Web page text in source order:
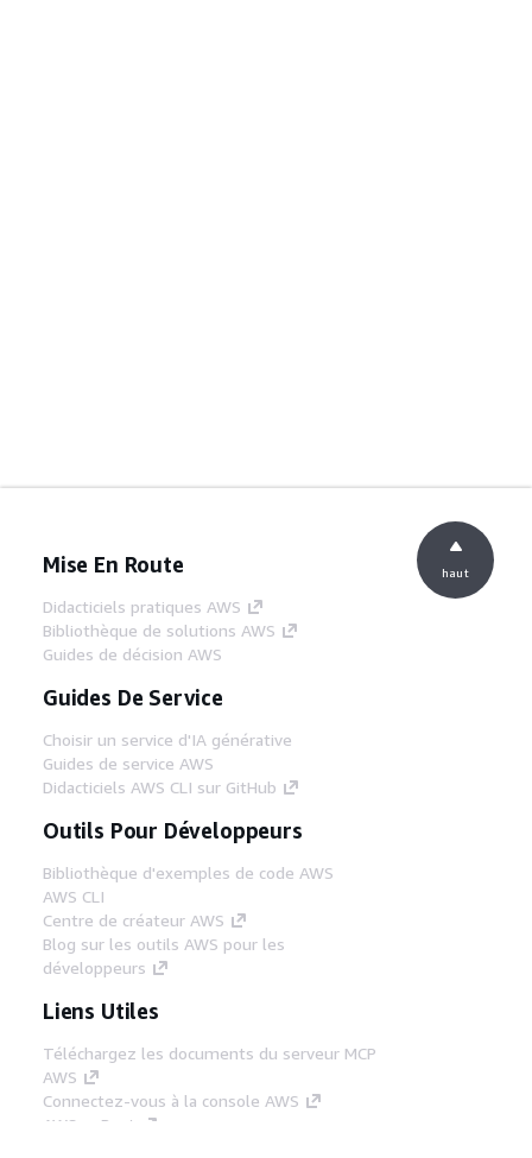
Mise En Route
Didacticiels pratiques AWS
Bibliothèque de solutions AWS
Guides de décision AWS
Guides De Service
Choisir un service d'IA générative
Guides de service AWS
Didacticiels AWS CLI sur GitHub
Outils Pour Développeurs
Bibliothèque d'exemples de code AWS
AWS CLI
Centre de créateur AWS
Blog sur les outils AWS pour les
développeurs
Liens Utiles
Téléchargez les documents du serveur MCP
AWS
Connectez-vous à la console AWS
AWS re:Post
haut